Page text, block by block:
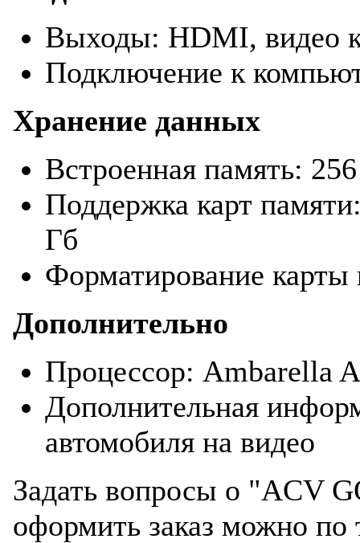
Выходы: HDMI, видео
Подключение к
Хранение данных
Встроенная память:
Поддержка карт
Гб
Форматирование карты
Дополнительно
Процессор: Ambarella
Дополнительная
автомобиля на видео
Задать вопросы о "ACV
оформить заказ можно по